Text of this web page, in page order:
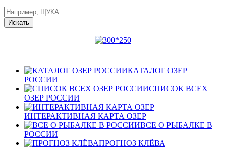
КАТАЛОГ ОЗЕР
РОССИИ
СПИСОК ВСЕХ
ОЗЕР РОССИИ
ИНТЕРАКТИВНАЯ КАРТА ОЗЕР
ВСЕ О РЫБАЛКЕ В
РОССИИ
ПРОГНОЗ КЛЁВА